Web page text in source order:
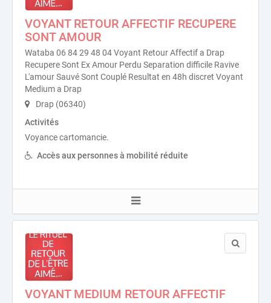
VOYANT RETOUR AFFECTIF RECUPERE
SONT AMOUR
Wataba 06 84 29 48 04 Voyant Retour Affectif a Drap
Recupere Sont Ex Amour Perdu Separation difficile Ravive
L'amour Sauvé Sont Couplé Resultat en 48h discret Voyant
Medium a Drap
Drap (06340)
Activités
Voyance cartomancie.
Accès aux personnes à mobilité réduite
VOYANT MEDIUM RETOUR AFFECTIF